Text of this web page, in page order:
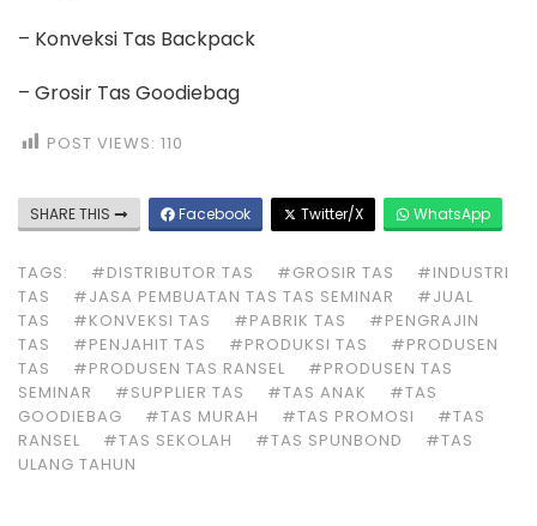
– Konveksi Tas Backpack
– Grosir Tas Goodiebag
POST VIEWS: 110
SHARE THIS Facebook Twitter/X WhatsApp
TAGS: #DISTRIBUTOR TAS #GROSIR TAS
#INDUSTRI
TAS
#JASA PEMBUATAN TAS TAS SEMINAR
#JUAL
TAS
#KONVEKSI TAS #PABRIK TAS
#PENGRAJIN
TAS
#PENJAHIT TAS #PRODUKSI TAS
#PRODUSEN
TAS
#PRODUSEN TAS RANSEL
#PRODUSEN TAS
SEMINAR
#SUPPLIER TAS #TAS ANAK
#TAS
GOODIEBAG
#TAS MURAH #TAS PROMOSI
#TAS
RANSEL
#TAS SEKOLAH #TAS SPUNBOND
#TAS
ULANG TAHUN